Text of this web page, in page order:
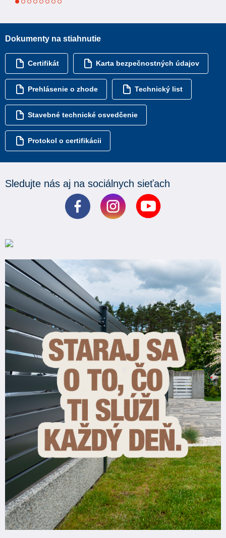
1 2 3 4 5 6 7
Dokumenty na stiahnutie
Certifikát Karta bezpečnostných údajov
Prehlásenie o zhode Technický list
Stavebné technické osvedčenie
Protokol o certifikácii
Sledujte nás aj na sociálnych sieťach